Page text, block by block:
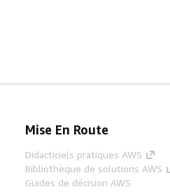
Mise En Route
Didacticiels pratiques AWS
Bibliothèque de solutions AWS
Guides de décision AWS